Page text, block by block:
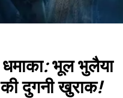
धमाका:भूल भुलैया
की दुगनी खुराक!